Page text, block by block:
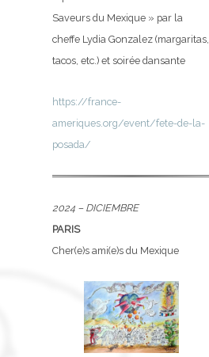
Saveurs du Mexique » par la
cheffe Lydia Gonzalez (margaritas,
tacos, etc.) et soirée dansante
https://france-
ameriques.org/event/fete-de-la-
posada/
2024 – DICIEMBRE
PARIS
Cher(e)s ami(e)s du Mexique